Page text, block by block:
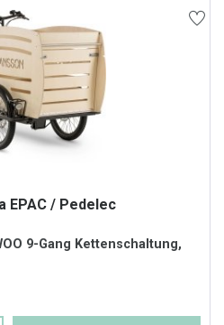
EPAC / Pedelec
9-Gang Kettenschaltung,